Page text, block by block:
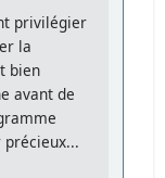
privilégier
la
bien
avant de